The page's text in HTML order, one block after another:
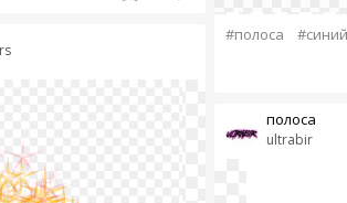
#полоса #синий
ultrabir
полоса